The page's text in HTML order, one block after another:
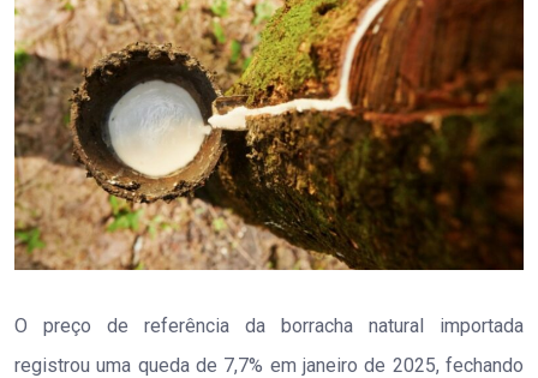
O preço de referência da borracha natural importada
registrou uma queda de 7,7% em janeiro de 2025, fechando